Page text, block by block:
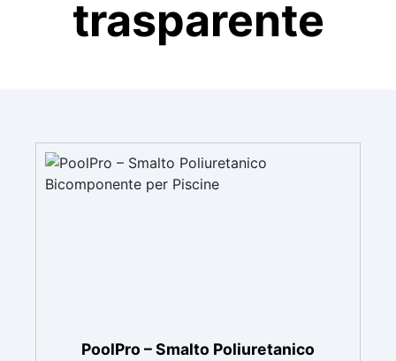
trasparente
PoolPro – Smalto Poliuretanico